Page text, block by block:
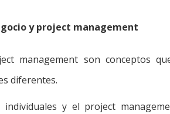
y project management
management son conceptos
diferentes.
y el project